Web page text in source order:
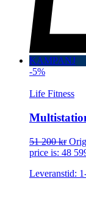
KAMPANJ
-5%
Life Fitness
51 200kr
price is: 48
Leveranstid: